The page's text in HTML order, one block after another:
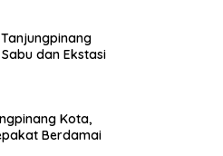
dan Ekstasi
Kota,
Berdamai